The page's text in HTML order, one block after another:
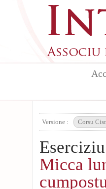
Versione : Corsu
Eserciziu
Micca